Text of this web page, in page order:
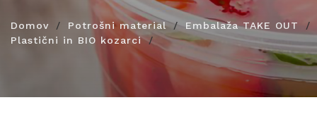
Domov Potrošni material
Embalaža TAKE OUT
Plastični in BIO kozarci